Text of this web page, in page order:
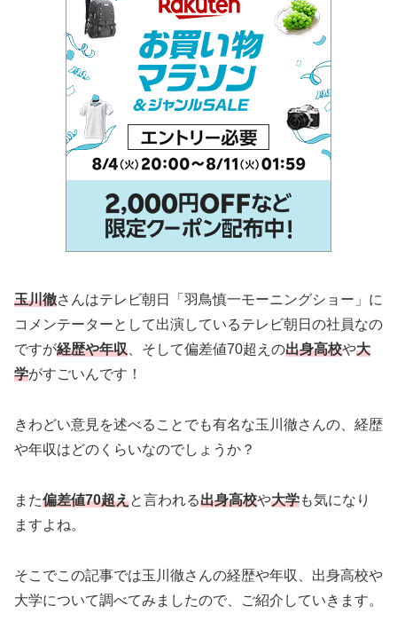
玉川徹さんはテレビ朝日「羽鳥慎一モーニングショー」に
コメンテーターとして出演しているテレビ朝日の社員なの
ですが経歴や年収 、そして偏差値70超えの出身高校や大
学がすごいんです！
きわどい意見を述べることでも有名な玉川徹さんの、経歴
や年収はどのくらいなのでしょうか？
また偏差値70超えと言われる出身高校や大学も気になり
ますよね。
そこでこの記事では玉川徹さんの経歴や年収、出身高校や
大学について調べてみましたので、ご紹介していきます。